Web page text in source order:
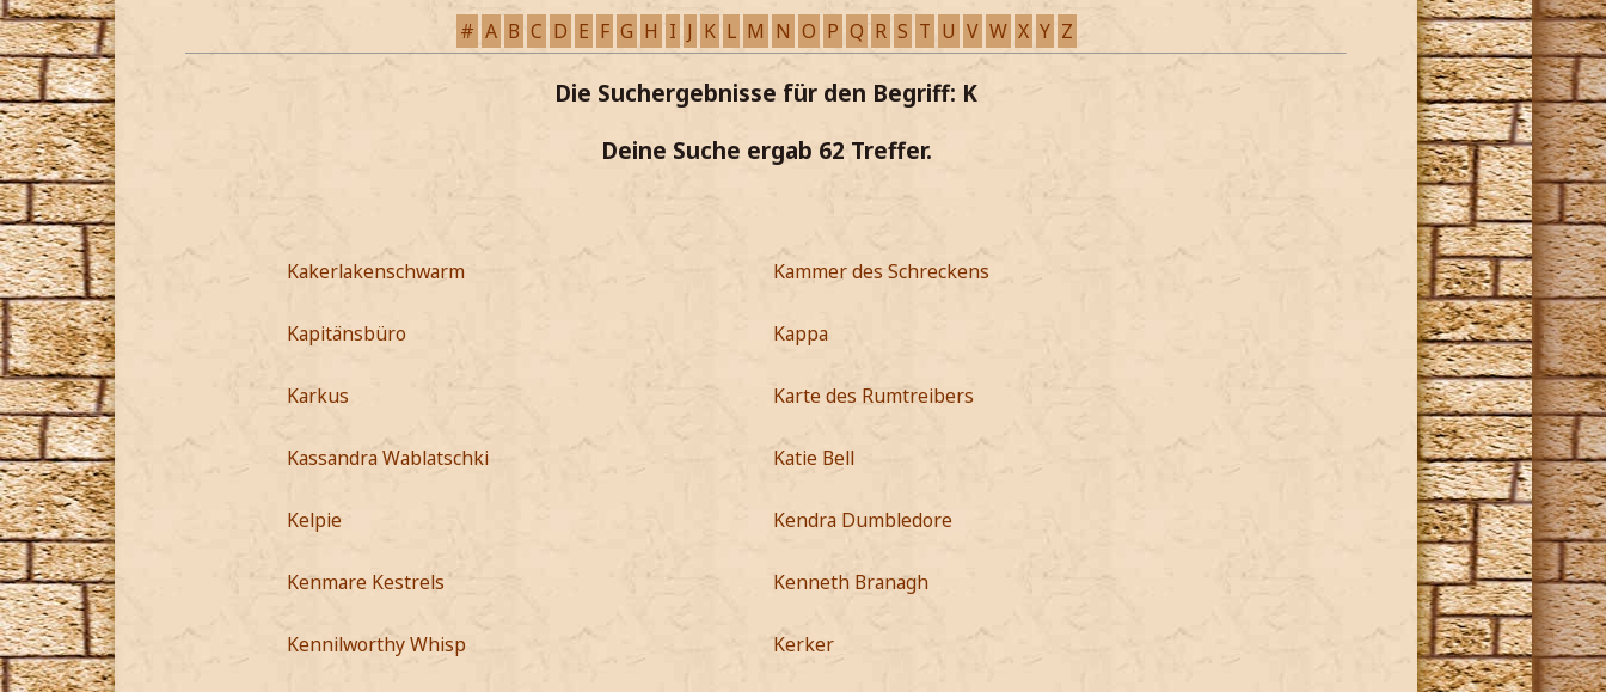
# A B C D E F G H I J K L M N O P Q R S T U V W X Y Z
Die Suchergebnisse für den Begriff: K
Deine Suche ergab 62 Treffer.
Kakerlakenschwarm Kammer des Schreckens
Kapitänsbüro Kappa
Karkus Karte des Rumtreibers
Kassandra Wablatschki Katie Bell
Kelpie Kendra Dumbledore
Kenmare Kestrels Kenneth Branagh
Kennilworthy Whisp Kerker